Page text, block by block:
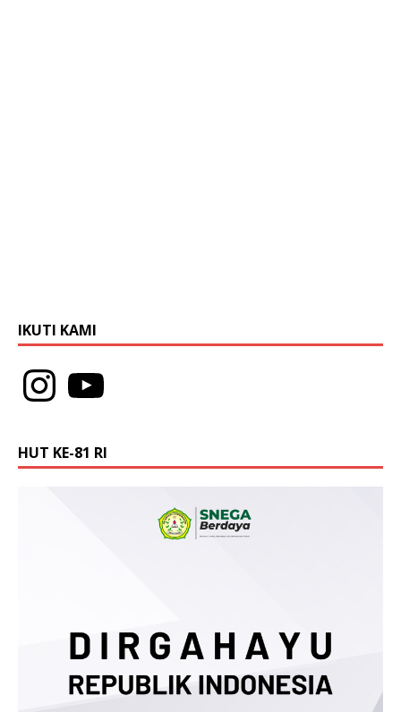
IKUTI KAMI
HUT KE-81 RI